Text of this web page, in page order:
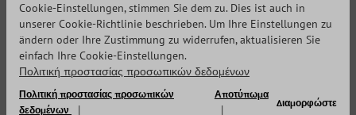
Cookie-Einstellungen, stimmen Sie dem zu. Dies ist auch in
unserer Cookie-Richtlinie beschrieben. Um Ihre Einstellungen zu
ändern oder Ihre Zustimmung zu widerrufen, aktualisieren Sie
einfach Ihre Cookie-Einstellungen.
Πολιτική προστασίας προσωπικών δεδομένων
Πολιτική προστασίας προσωπικών
δεδομένων
Αποτύπωμα
Διαμορφώστε